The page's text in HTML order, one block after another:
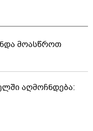
მოასწროთ
აღმოჩნდება: